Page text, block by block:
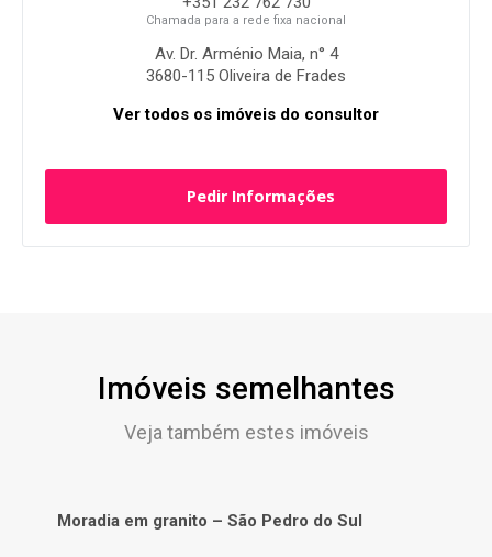
Chamada para a rede fixa nacional
Av. Dr. Arménio Maia, n° 4
3680-115 Oliveira de Frades
Ver todos os imóveis do consultor
Pedir Informações
Imóveis semelhantes
Veja também estes imóveis
Moradia em granito – São Pedro do Sul